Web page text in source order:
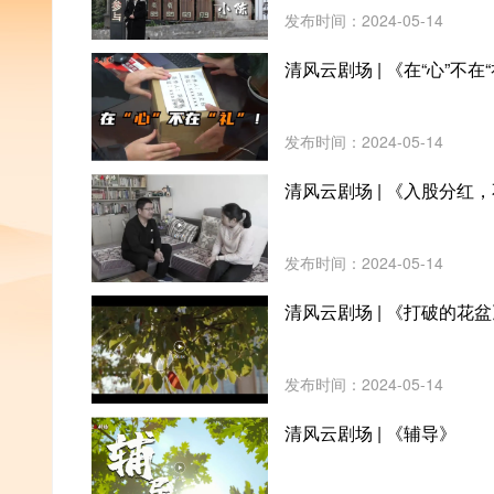
发布时间：2024-05-14
清风云剧场 | 《在“心”不在“
发布时间：2024-05-14
清风云剧场 | 《入股分红，
发布时间：2024-05-14
清风云剧场 | 《打破的花盆
发布时间：2024-05-14
清风云剧场 | 《辅导》